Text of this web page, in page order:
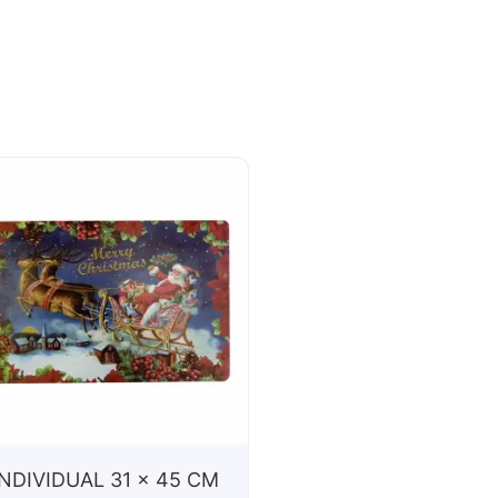
31 x 45 CM